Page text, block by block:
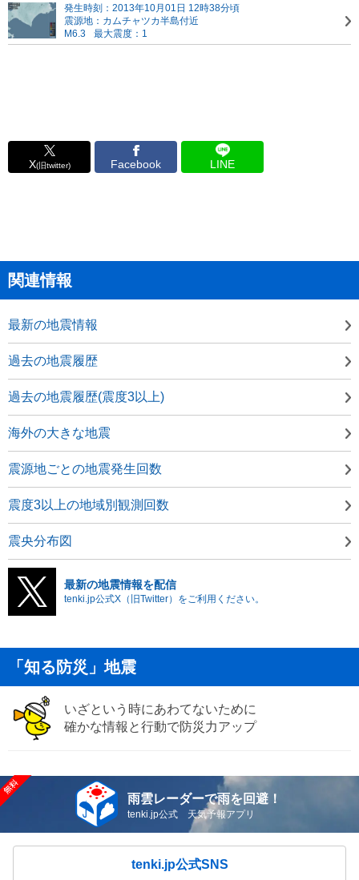
発生時刻：2013年10月01日 12時38分頃
震源地：カムチャツカ半島付近
M6.3
最大震度：1
X(旧twitter) Facebook LINE
関連情報
最新の地震情報
過去の地震履歴
過去の地震履歴(震度3以上)
海外の大きな地震
震源地ごとの地震発生回数
震度3以上の地域別観測回数
震央分布図
最新の地震情報を配信
tenki.jp公式X（旧Twitter）をご利用ください。
「知る防災」地震
いざという時にあわてないために
確かな情報と行動で防災力アップ
雨雲レーダーで雨を回避！
tenki.jp公式 天気予報アプリ
tenki.jp公式SNS